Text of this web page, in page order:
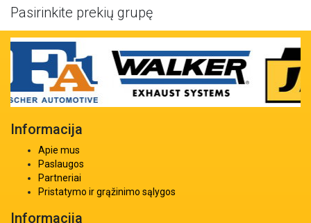
Pasirinkite prekių grupę
Informacija
Apie mus
Paslaugos
Partneriai
Pristatymo ir grąžinimo sąlygos
Informacija